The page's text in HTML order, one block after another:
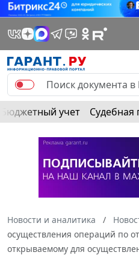
Бюджетный учет Судебная
Новости и аналитика
осуществления операций по
открываемому для